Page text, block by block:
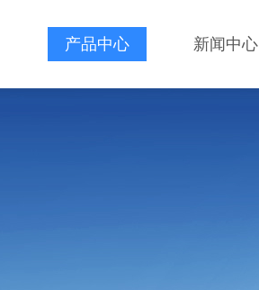
产品中心 新闻中心